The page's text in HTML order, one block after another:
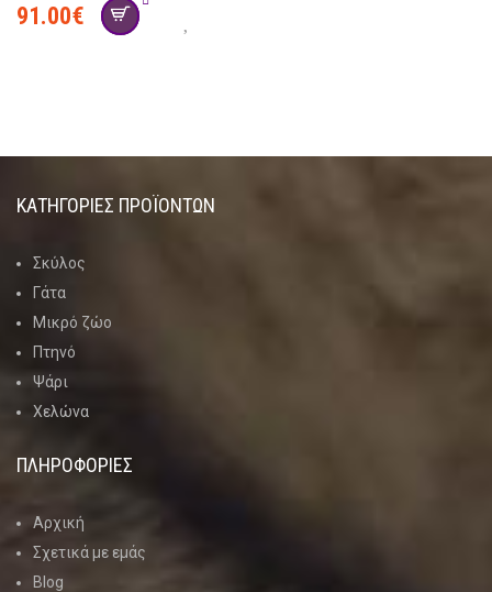
91.00€
ΚΑΤΗΓΟΡΊΕΣ ΠΡΟΪΌΝΤΩΝ
Σκύλος
Γάτα
Μικρό ζώο
Πτηνό
Ψάρι
Χελώνα
ΠΛΗΡΟΦΟΡΙΕΣ
Αρχική
Σχετικά με εμάς
Blog